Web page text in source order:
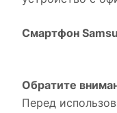
Смартфон
Обратите
Перед